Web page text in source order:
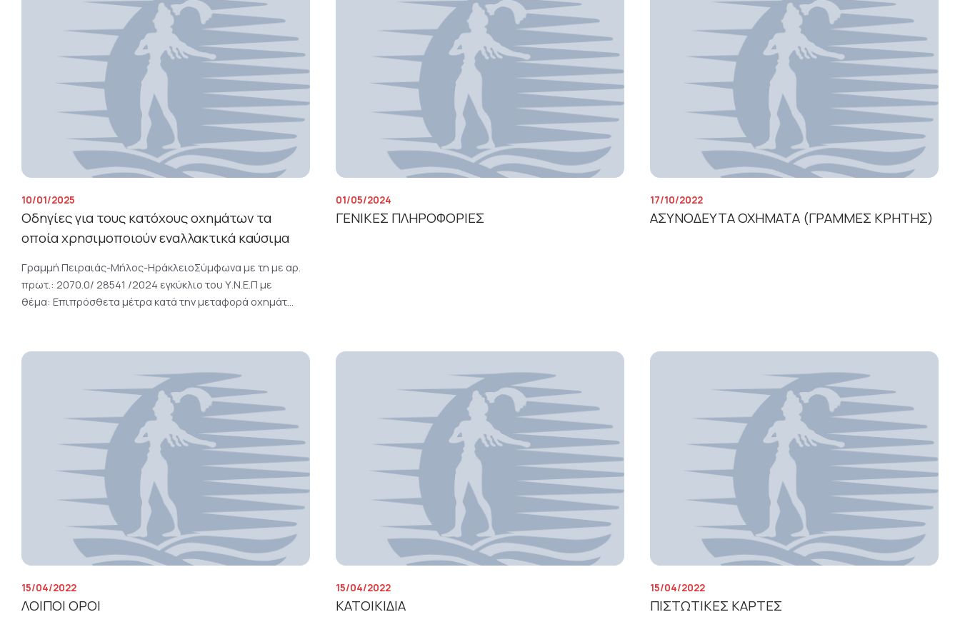
10/01/2025
Οδηγίες για τους κατόχους οχημάτων τα
οποία χρησιμοποιούν εναλλακτικά καύσιμα
Γραμμή Πειραιάς-Μήλος-ΗράκλειοΣύμφωνα με τη με αρ.
πρωτ.: 2070.0/ 28541 /2024 εγκύκλιο του Υ.Ν.Ε.Π με
θέμα: Επιπρόσθετα μέτρα κατά την μεταφορά οχημάτ...
01/05/2024
ΓΕΝΙΚΕΣ ΠΛΗΡΟΦΟΡΙΕΣ
17/10/2022
ΑΣΥΝΟΔΕΥΤΑ ΟΧΗΜΑΤΑ (ΓΡΑΜΜΕΣ ΚΡΗΤΗΣ)
15/04/2022
ΛΟΙΠΟΙ ΟΡΟΙ
15/04/2022
ΚΑΤΟΙΚΙΔΙΑ
15/04/2022
ΠΙΣΤΩΤΙΚΕΣ ΚΑΡΤΕΣ